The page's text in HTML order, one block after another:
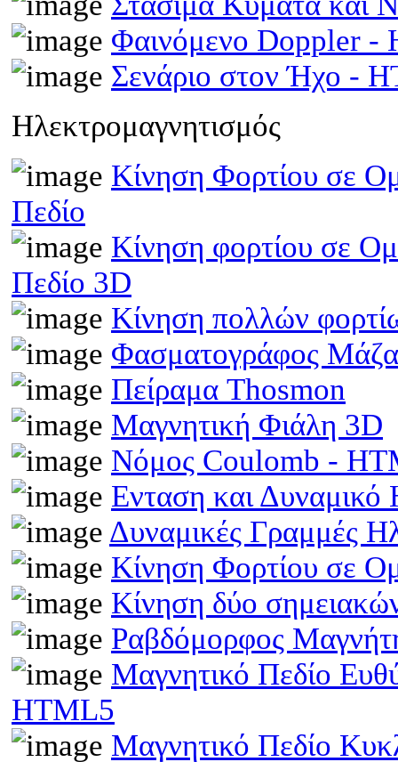
Φαινόμενο Doppler -
Σενάριο στον Ήχο -
Ηλεκτρομαγνητισμός
Κίνηση Φορτίου σε
Πεδίο
Κίνηση φορτίου σε
Πεδίο 3D
Κίνηση πολλών
Φασματογράφος
Πείραμα Thosmon
Μαγνητική Φιάλη 3D
Νόμος Coulomb -
Ενταση και
Δυναμικές Γραμμές
Κίνηση Φορτίου σε
Κίνηση δύο
Ραβδόμορφος
Μαγνητικό Πεδίο
HTML5
Μαγνητικό Πεδίο